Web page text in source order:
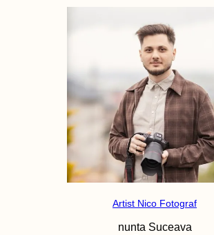
Artist Nico Fotograf
nunta Suceava